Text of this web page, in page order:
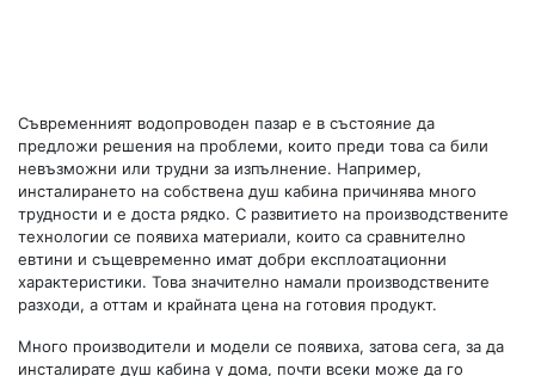
Съвременният водопроводен пазар е в състояние да
предложи решения на проблеми, които преди това са били
невъзможни или трудни за изпълнение. Например,
инсталирането на собствена душ кабина причинява много
трудности и е доста рядко. С развитието на производствените
технологии се появиха материали, които са сравнително
евтини и същевременно имат добри експлоатационни
характеристики. Това значително намали производствените
разходи, а оттам и крайната цена на готовия продукт.
Много производители и модели се появиха, затова сега, за да
инсталирате душ кабина у дома, почти всеки може да го